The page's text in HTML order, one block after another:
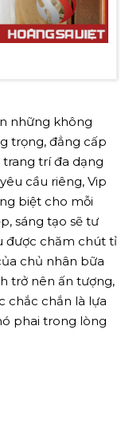
những không
trọng, đẳng cấp
trang trí đa dạng
cầu riêng, Vip
biệt cho mỗi
sáng tạo sẽ tư
được chăm chút tỉ
chủ nhân bữa
trở nên ấn tượng,
chắc chắn là lựa
phai trong lòng